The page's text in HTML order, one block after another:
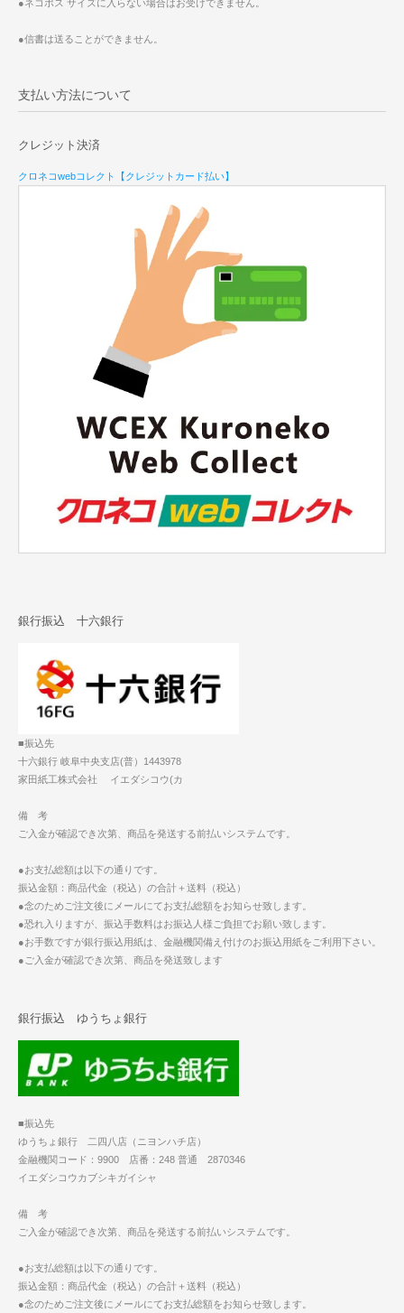
●ネコポス サイズに入らない場合はお受けできません。
●信書は送ることができません。
支払い方法について
クレジット決済
クロネコwebコレクト【クレジットカード払い】
銀行振込 十六銀行
■振込先
十六銀行 岐阜中央支店(普）1443978
家田紙工株式会社 イエダシコウ(カ
備 考
ご入金が確認でき次第、商品を発送する前払いシステムです。
●お支払総額は以下の通りです。
振込金額：商品代金（税込）の合計＋送料（税込）
●念のためご注文後にメールにてお支払総額をお知らせ致します。
●恐れ入りますが、振込手数料はお振込人様ご負担でお願い致します。
●お手数ですが銀行振込用紙は、金融機関備え付けのお振込用紙をご利用下さい。
●ご入金が確認でき次第、商品を発送致します
銀行振込 ゆうちょ銀行
■振込先
ゆうちょ銀行 二四八店（ニヨンハチ店）
金融機関コード：9900 店番：248 普通 2870346
イエダシコウカブシキガイシャ
備 考
ご入金が確認でき次第、商品を発送する前払いシステムです。
●お支払総額は以下の通りです。
振込金額：商品代金（税込）の合計＋送料（税込）
●念のためご注文後にメールにてお支払総額をお知らせ致します。